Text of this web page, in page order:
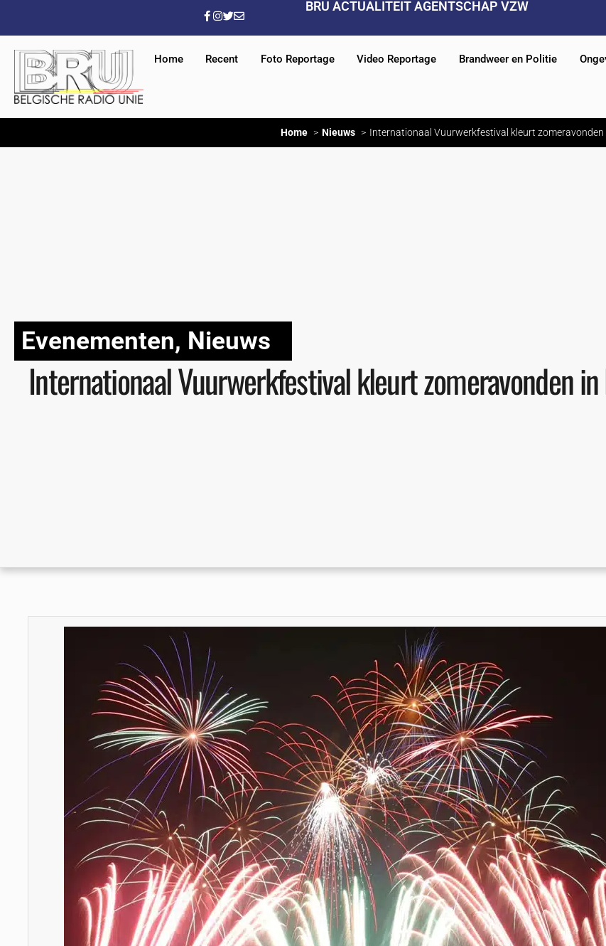
BRU ACTUALITEIT AGENTSCHAP VZW
Home Recent Foto Reportage Video Reportage Brandweer en Politie
Home Nieuws Internationaal Vuurwerkfestival kleurt zomeravonden
Evenementen, Nieuws
Internationaal Vuurwerkfestival kleurt zomeravonden